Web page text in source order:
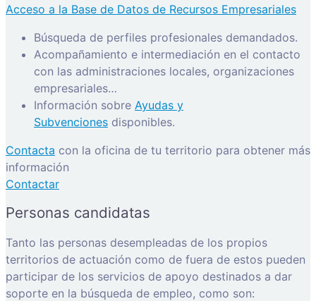
Acceso a la Base de Datos de Recursos Empresariales
Búsqueda de perfiles profesionales demandados.
Acompañamiento e intermediación en el contacto
con las administraciones locales, organizaciones
empresariales…
Información sobre Ayudas y
Subvenciones disponibles.
Contacta con la oficina de tu territorio para obtener más
información
Contactar
Personas candidatas
Tanto las personas desempleadas de los propios
territorios de actuación como de fuera de estos pueden
participar de los servicios de apoyo destinados a dar
soporte en la búsqueda de empleo, como son: